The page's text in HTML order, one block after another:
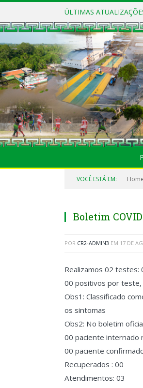
ÚLTIMAS
VOCÊ ESTÁ EM: Home
Boletim
POR CR2-ADMIN3 EM 17 DE
Realizamos 02 testes:
00 positivos por teste,
Obs1: Classificado
os sintomas
Obs2: No boletim
00 paciente internado
00 paciente
Recuperados : 00
Atendimentos: 03